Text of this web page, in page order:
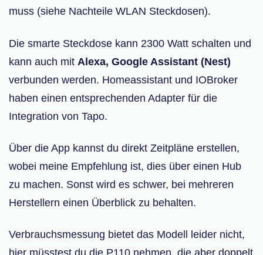
muss (siehe Nachteile WLAN Steckdosen).
Die smarte Steckdose kann 2300 Watt schalten und
kann auch mit Alexa, Google Assistant (Nest)
verbunden werden. Homeassistant und IOBroker
haben einen entsprechenden Adapter für die
Integration von Tapo.
Über die App kannst du direkt Zeitpläne erstellen,
wobei meine Empfehlung ist, dies über einen Hub
zu machen. Sonst wird es schwer, bei mehreren
Herstellern einen Überblick zu behalten.
Verbrauchsmessung bietet das Modell leider nicht,